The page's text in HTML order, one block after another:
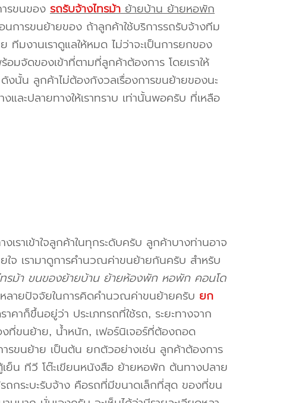
รขนของ รถรับจ้างไทรม้าย้ายบ้าน ย้ายหอพัก
นการขนย้ายของ ถ้าลูกค้าใช้บริการรถรับจ้างทีม
ทีมงานเราดูแลให้หมด ไม่ว่าจะเป็นการยกของ
จัดของเข้าที่ตามที่ลูกค้าต้องการ โดยเราให้
นั้น ลูกค้าไม่ต้องกังวลเรื่องการขนย้ายของนะ
ละปลายทางให้เราทราบ เท่านั้นพอครับ ที่เหลือ
เราเข้าใจลูกค้าในทุกระดับครับ ลูกค้าบางท่านอาจ
จ เรามาดูการคำนวณค่าขนย้ายกันครับ สำหรับ
ทรม้า ขนของย้ายบ้าน ย้ายห้องพัก หอพัก คอนโด
ลายปัจจัยในการคิดคำนวณค่าขนย้ายครับ ยก
คาก็ขึ้นอยู่ว่า ประเภทรถที่ใช้รถ, ระยะทางจาก
ที่ขนย้าย, น้ำหนัก, เฟอร์นิเจอร์ที่ต้องถอด
ารขนย้าย เป็นต้น ยกตัวอย่างเช่น ลูกค้าต้องการ
เย็น ทีวี โต๊ะเขียนหนังสือ ย้ายหอพัก ต้นทางปลาย
ถกระบะรับจ้าง คือรถที่มีขนาดเล็กที่สุด ของที่ขน